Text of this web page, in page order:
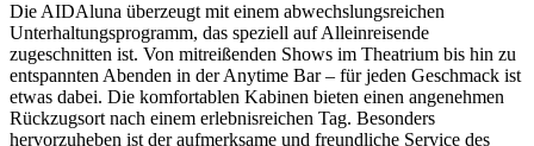
Die AIDAluna überzeugt mit einem abwechslungsreichen
Unterhaltungsprogramm, das speziell auf Alleinreisende
zugeschnitten ist. Von mitreißenden Shows im Theatrium bis hin zu
entspannten Abenden in der Anytime Bar – für jeden Geschmack ist
etwas dabei. Die komfortablen Kabinen bieten einen angenehmen
Rückzugsort nach einem erlebnisreichen Tag. Besonders
hervorzuheben ist der aufmerksame und freundliche Service des